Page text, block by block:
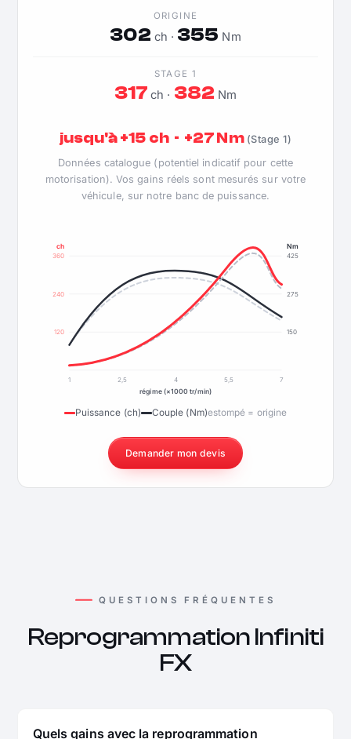
ORIGINE
302 ch · 355 Nm
STAGE 1
317 ch · 382 Nm
jusqu'à +15 ch · +27 Nm (Stage 1)
Données catalogue (potentiel indicatif pour cette
motorisation). Vos gains réels sont mesurés sur votre
véhicule, sur notre banc de puissance.
120
240
360
150
275
425
ch Nm
1 2,5 4 5,5
7
régime (×1000 tr/min)
Puissance (ch) Couple (Nm)estompé = origine
Demander mon devis
QUESTIONS FRÉQUENTES
Reprogrammation Infiniti
FX
Quels gains avec la reprogrammation